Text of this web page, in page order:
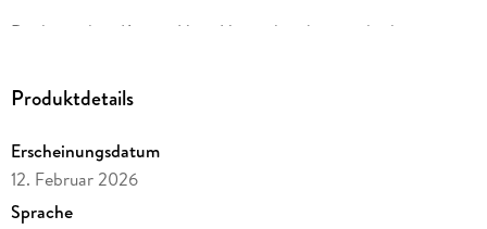
Die legendäre Kneipe Haus Himmelreich, eine der letzten
der Kneipe zu verbringen: Bei seiner Recherche für einen
einiges zu erzählen haben.
die den ganzen Abend über gar nicht persönlich auftaucht
Produktdetails
Erscheinungsdatum
12. Februar 2026
Sprache